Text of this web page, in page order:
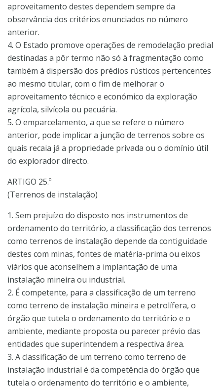
aproveitamento destes dependem sempre da
observância dos critérios enunciados no número
anterior.
4. O Estado promove operações de remodelação predial
destinadas a pôr termo não só à fragmentação como
também à dispersão dos prédios rústicos pertencentes
ao mesmo titular, com o fim de melhorar o
aproveitamento técnico e económico da exploração
agrícola, silvícola ou pecuária.
5. O emparcelamento, a que se refere o número
anterior, pode implicar a junção de terrenos sobre os
quais recaia já a propriedade privada ou o domínio útil
do explorador directo.
ARTIGO 25.º
(Terrenos de instalação)
1. Sem prejuízo do disposto nos instrumentos de
ordenamento do território, a classificação dos terrenos
como terrenos de instalação depende da contiguidade
destes com minas, fontes de matéria-prima ou eixos
viários que aconselhem a implantação de uma
instalação mineira ou industrial.
2. É competente, para a classificação de um terreno
como terreno de instalação mineira e petrolífera, o
órgão que tutela o ordenamento do território e o
ambiente, mediante proposta ou parecer prévio das
entidades que superintendem a respectiva área.
3. A classificação de um terreno como terreno de
instalação industrial é da competência do órgão que
tutela o ordenamento do território e o ambiente,